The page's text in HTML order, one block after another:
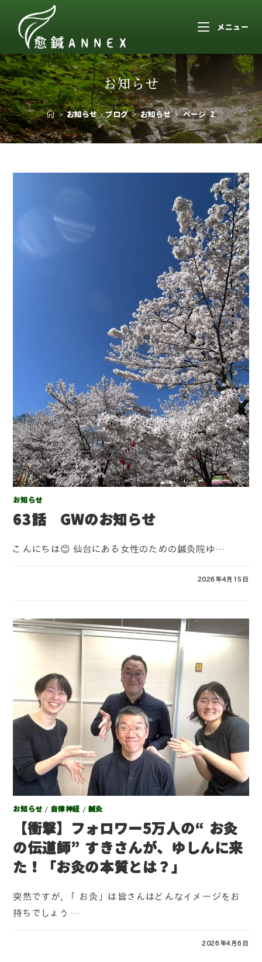
メニュー
お知らせ
> お知らせ・ブログ > お知らせ > ページ 2
お知らせ
63話 GWのお知らせ
こんにちは😊 仙台にある女性のための鍼灸院ゆ…
2026年4月15日
お知らせ / 自律神経 / 鍼灸
【衝撃】フォロワー5万人の“お灸
の伝道師”すきさんが、ゆしんに来
た！「お灸の本質とは？」
突然ですが、「お灸」は皆さんはどんなイメージをお
持ちでしょう…
2026年4月6日